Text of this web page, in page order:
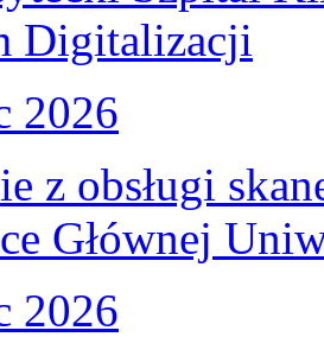
Digitalizacji
2026
z obsługi
Głównej
2026